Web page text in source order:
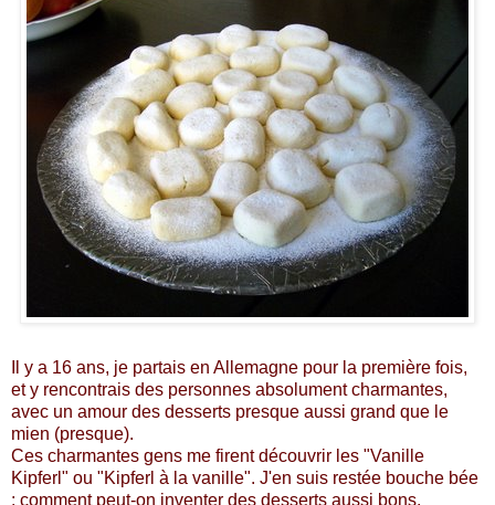
Il y a 16 ans, je partais en Allemagne pour la première fois,
et y rencontrais des personnes absolument charmantes,
avec un amour des desserts presque aussi grand que le
mien (presque).
Ces charmantes gens me firent découvrir les "Vanille
Kipferl" ou "Kipferl à la vanille". J'en suis restée bouche bée
: comment peut-on inventer des desserts aussi bons,